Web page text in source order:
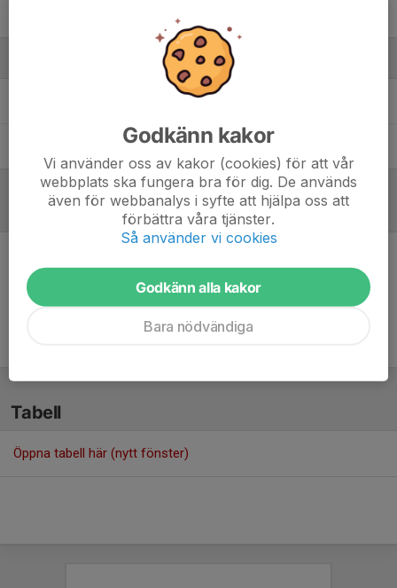
Ledare, hjälptränare
Lise-Lott NordsellLagledare
Inget referat skrivet
Tabell
Öppna tabell här (nytt fönster)
Godkänn kakor
Vi använder oss av kakor (cookies) för att vår
webbplats ska fungera bra för dig. De används
även för webbanalys i syfte att hjälpa oss att
förbättra våra tjänster.
Så använder vi cookies
Godkänn alla kakor
Bara nödvändiga